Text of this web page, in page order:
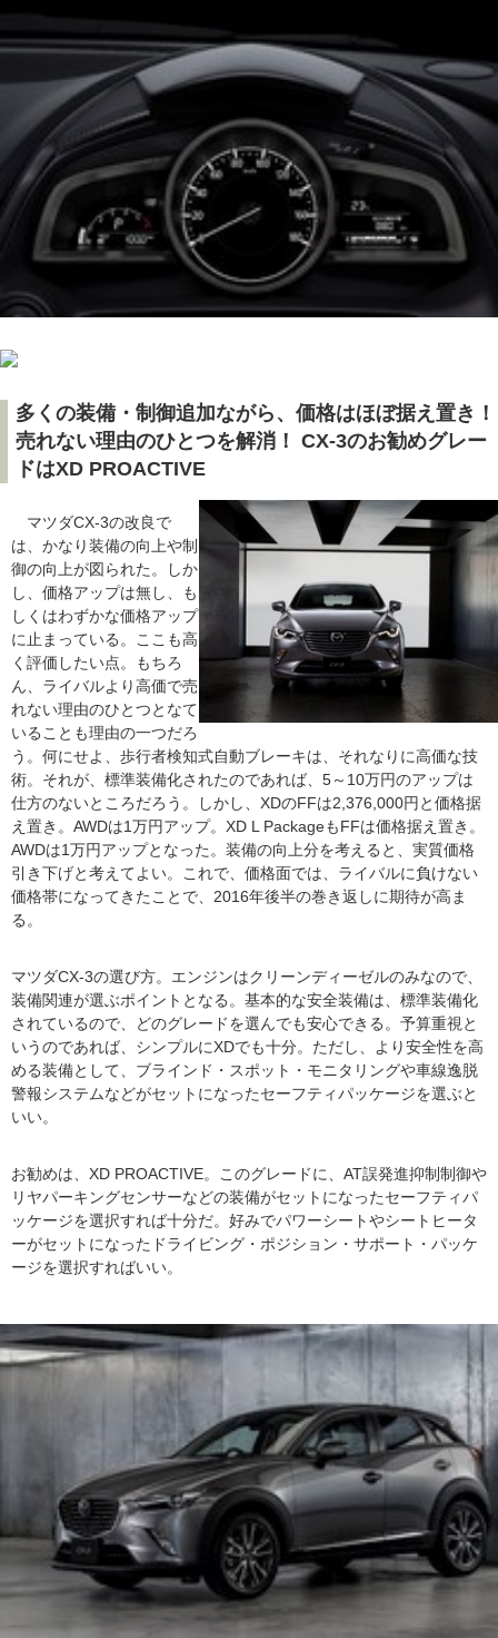
多くの装備・制御追加ながら、価格はほぼ据え置き！
売れない理由のひとつを解消！ CX-3のお勧めグレー
ドはXD PROACTIVE
マツダCX-3の改良で
は、かなり装備の向上や制
御の向上が図られた。しか
し、価格アップは無し、も
しくはわずかな価格アップ
に止まっている。ここも高
く評価したい点。もちろ
ん、ライバルより高価で売
れない理由のひとつとなて
いることも理由の一つだろ
う。何にせよ、歩行者検知式自動ブレーキは、それなりに高価な技
術。それが、標準装備化されたのであれば、5～10万円のアップは
仕方のないところだろう。しかし、XDのFFは2,376,000円と価格据
え置き。AWDは1万円アップ。XD L PackageもFFは価格据え置き。
AWDは1万円アップとなった。装備の向上分を考えると、実質価格
引き下げと考えてよい。これで、価格面では、ライバルに負けない
価格帯になってきたことで、2016年後半の巻き返しに期待が高ま
る。
マツダCX-3の選び方。エンジンはクリーンディーゼルのみなので、
装備関連が選ぶポイントとなる。基本的な安全装備は、標準装備化
されているので、どのグレードを選んでも安心できる。予算重視と
いうのであれば、シンプルにXDでも十分。ただし、より安全性を高
める装備として、ブラインド・スポット・モニタリングや車線逸脱
警報システムなどがセットになったセーフティパッケージを選ぶと
いい。
お勧めは、XD PROACTIVE。このグレードに、AT誤発進抑制制御や
リヤパーキングセンサーなどの装備がセットになったセーフティパ
ッケージを選択すれば十分だ。好みでパワーシートやシートヒータ
ーがセットになったドライビング・ポジション・サポート・パッケ
ージを選択すればいい。